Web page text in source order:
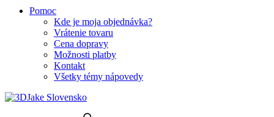
Pomoc
Kde je moja objednávka?
Vrátenie tovaru
Cena dopravy
Možnosti platby
Kontakt
Všetky témy nápovedy